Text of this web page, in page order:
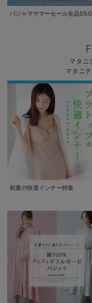
パジャマサマーセール全品
マタニ
マタニ
初夏の快適インナー特集